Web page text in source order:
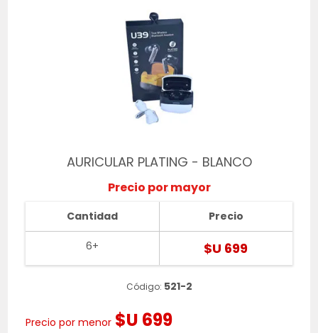
AURICULAR PLATING - BLANCO
Precio por mayor
Cantidad
6+
Precio
$U 699
Código: 521-2
Precio por menor $U 699